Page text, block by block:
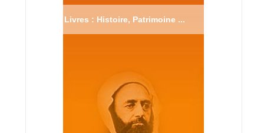
Livres : Histoire, Patrimoine ...